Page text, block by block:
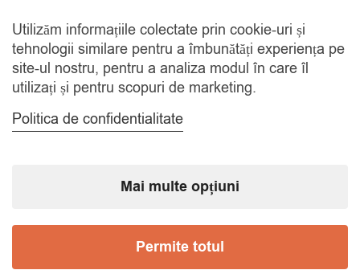
RETUR 30 ZILE
Gratuit, indiferent de motiv
COMANDA TELEFONIC
Utilizăm informațiile colectate prin cookie-uri și
tehnologii similare pentru a îmbunătăți experiența pe
site-ul nostru, pentru a analiza modul în care îl
utilizați și pentru scopuri de marketing.
Politica de confidentialitate
Mai multe opțiuni
Permite totul